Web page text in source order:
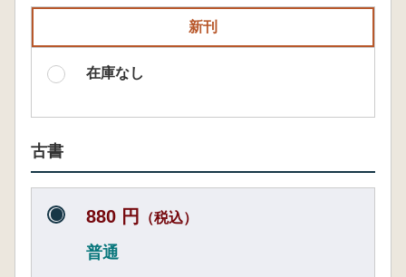
新刊
在庫なし
古書
880 円 （税込）
普通